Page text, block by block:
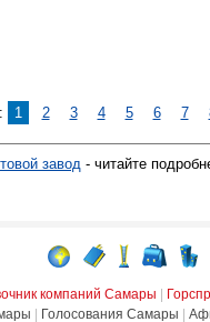
1 2 3 4 5 6 7
завод - читайте
компаний Самары
Голосования Самары